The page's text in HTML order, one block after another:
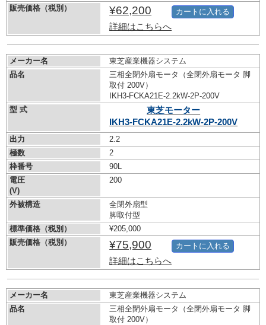
販売価格（税別）
¥62,200
詳細はこちらへ
カートに入れる
メーカー名
東芝産業機器システム
品名
三相全閉外扇モータ（全閉外扇モータ 脚
取付 200V）
IKH3-FCKA21E-2.2kW-2P-200V
型 式
東芝モーター
IKH3-FCKA21E-2.2kW-2P-200V
出力
2.2
極数
2
枠番号
90L
電圧
(V)
200
外被構造
全閉外扇型
脚取付型
標準価格（税別）
¥205,000
販売価格（税別）
¥75,900
詳細はこちらへ
カートに入れる
メーカー名
東芝産業機器システム
品名
三相全閉外扇モータ（全閉外扇モータ 脚
取付 200V）